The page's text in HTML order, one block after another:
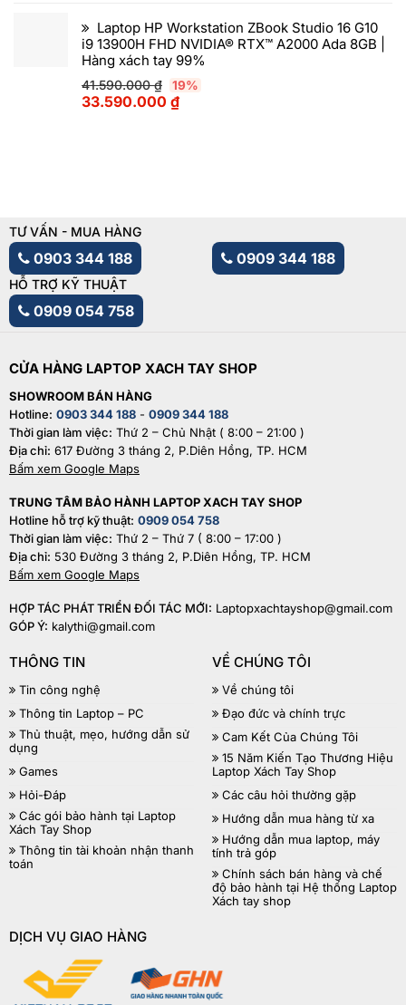
Laptop HP Workstation ZBook Studio 16 G10
i9 13900H FHD NVIDIA® RTX™ A2000 Ada 8GB |
Hàng xách tay 99%
41.590.000₫ 19%
33.590.000 ₫
TƯ VẤN - MUA HÀNG
0903 344 188 0909 344 188
HỖ TRỢ KỸ THUẬT
0909 054 758
CỬA HÀNG LAPTOP XACH TAY SHOP
SHOWROOM BÁN HÀNG
Hotline: 0903 344 188 - 0909 344 188
Thời gian làm việc: Thứ 2 – Chủ Nhật ( 8:00 – 21:00 )
Địa chỉ: 617 Đường 3 tháng 2, P.Diên Hồng, TP. HCM
Bấm xem Google Maps
TRUNG TÂM BẢO HÀNH LAPTOP XACH TAY SHOP
Hotline hỗ trợ kỹ thuật: 0909 054 758
Thời gian làm việc: Thứ 2 – Thứ 7 ( 8:00 – 17:00 )
Địa chỉ: 530 Đường 3 tháng 2, P.Diên Hồng, TP. HCM
Bấm xem Google Maps
HỢP TÁC PHÁT TRIỂN ĐỐI TÁC MỚI: Laptopxachtayshop@gmail.com
GÓP Ý: kalythi@gmail.com
THÔNG TIN
Tin công nghệ
Thông tin Laptop – PC
Thủ thuật, mẹo, hướng dẫn sử
dụng
Games
Hỏi-Đáp
Các gói bảo hành tại Laptop
Xách Tay Shop
Thông tin tài khoản nhận thanh
toán
VỀ CHÚNG TÔI
Về chúng tôi
Đạo đức và chính trực
Cam Kết Của Chúng Tôi
15 Năm Kiến Tạo Thương Hiệu
Laptop Xách Tay Shop
Các câu hỏi thường gặp
Hướng dẫn mua hàng từ xa
Hướng dẫn mua laptop, máy
tính trả góp
Chính sách bán hàng và chế
độ bảo hành tại Hệ thống Laptop
Xách tay shop
DỊCH VỤ GIAO HÀNG